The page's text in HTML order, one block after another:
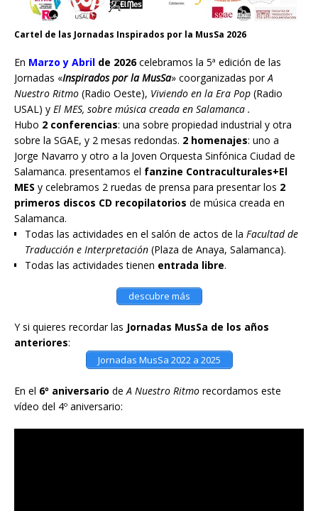
Cartel de las Jornadas Inspirados por la MusSa 2026
En Marzo y Abril de 2026celebramos la 5ª edición de las
Jornadas «Inspirados por la MusSa» coorganizadas porA
Nuestro Ritmo (Radio Oeste), Viviendo en la Era Pop (Radio
USAL) y El MES, sobre música creada en Salamanca .
Hubo 2 conferencias: una sobre propiedad industrial y otra
sobre la SGAE, y 2 mesas redondas. 2 homenajes: uno a
Jorge Navarro y otro a la Joven Orquesta Sinfónica Ciudad de
Salamanca. presentamos el fanzine Contraculturales+El
MES y celebramos 2 ruedas de prensa para presentar los 2
primeros discos CD recopilatorios de música creada en
Salamanca.
Todas las actividades en el salón de actos de la Facultad de
Traducción e Interpretación (Plaza de Anaya, Salamanca).
Todas las actividades tienen entrada libre.
descubre más
Y si quieres recordar las Jornadas MusSa de los años
anteriores:
Jornadas MusSa 2022 a 2025
En el 6º aniversario deA Nuestro Ritmo recordamos este
vídeo del 4º aniversario: